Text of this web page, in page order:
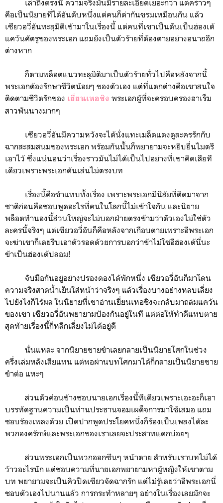
เล่าถึงตรงนี้ ความจริงมันมีรายละเอียดเยอะกว่า แต่คร่าวๆ
คือเป็นนิยายที่ได้อันดับหนึ่งแต่คนก็ด่ากันขรมเหมือนกัน แล้ว
เซียวอวี่อันทะลุมิติเข้ามาในเรื่องนี้ แต่คนที่เขาเป็นดันเป็นฮ่องเต้
แคว้นศัตรูของพระเอก แถมยังเป็นตัวร้ายที่ต้องตายอย่างอนาถอีก
ต่างหาก
ก็ตามพล็อตแนวทะลุมิติมาเป็นตัวร้ายทั่วไปคือหลังจากนี้
พระเอกต้องรักษาชีวิตน้อยๆ ของตัวเอง แต่ที่แตกต่างคือเขาสนใจ
ติดตามชีวิตรักของ เยี่ยนเหอชิง พระเอกผู้ที่จะครอบครองฮาเร็ม
สาวพันนางมากๆ
เซียวอวี่อันมีความหวังจะได้นั่งแทะเมล็ดแตงดูละครรักกับ
ฉากสะสมสนมของพระเอก พร้อมกันนั้นก็พยายามจะหยิบยื่นไมตรี
เอาไว้ ซึ่งแน่นอนว่าเรื่องราวมันไม่ได้เป็นไปอย่างที่เขาคิดเสียที
เดียวเพราะพระเอกดันเล่นไม่ตรงบท
เรื่องนี้คือขำแทบทั้งเรื่อง เพราะพระเอกมีนิสัยที่ติดมาจาก
ชาติก่อนคือชอบพูดอะไรที่คนในโลกนี้ไม่เข้าใจกัน และนิยาย
พล็อตทำนองนี้ส่วนใหญ่จะไม่บอกฝ่ายตรงข้ามว่าตัวเองไม่ใช่ตัว
ละครนี้จริงๆ แต่เซียวอวี่อันก็คือหลังจากเกือบตายเพราะอีพระเอก
จะฆ่าเขาก็เลยรีบเอาตัวรอดด้วยการบอกว่าข้าไม่ใช่อีฮ่องเต้นี่นะ
ข้าเป็นฮ่องเต้ปลอม!
จับมือกันอยู่อย่างปรองดองได้พักหนึ่ง เซียวอวี่อันก็มาโดน
ความจริงสาดน้ำเย็นใส่หน้าว่าจริงๆ แล้วเรื่องบางอย่างหลบเลี่ยง
ไปยังไงก็ไร้ผล ในนิยายที่เขาอ่านเยี่ยนเหอชิงจะกลับมาถล่มแคว้น
ของเขา เซียวอวี่อันพยายามป้องกันอยู่ในที แต่ต่อให้ทำดีแทบตาย
สุดท้ายเรื่องนี้ก็หลีกเลี่ยงไม่ได้อยู่ดี
นั่นแหละ จากนิยายขายขำเลยกลายเป็นนิยายโศกในช่วง
ครึ่งเล่มหลังเสียแทน แต่พอผ่านบทโศกมาได้ก็กลายเป็นนิยายขาย
ขำต่อ แหะๆ
ส่วนตัวค่อนข้างชอบนายเอกเรื่องนี้ทีเดียวเพราะเอะอะก็เอา
บรรทัดฐานความเป็นท่านประธานจอมเผด็จการมาใช้เสมอ แถม
ชอบร้องเพลงด้วย เปิดปากพูดประโยคหนึ่งก็ร้องเป็นเพลงได้ละ
พวกองครักษ์และพระเอกของเราเลยจะประสาทแดกบ่อยๆ
ส่วนพระเอกเป็นพวกออกซึนๆ หน้าตาย สำหรับเราบทไม่ได้
ว้าวอะไรนัก แต่ชอบความที่นายเอกพยายามหาผู้หญิงให้เขาตาม
บท พยายามจะเป็นคิวปิดเซียวจัดฉากรัก แต่ไม่รู้เลยว่าอีพระเอกนี่
ชอบตัวเองไปนานแล้ว การกระทำหลายๆ อย่างในเรื่องเลยมักจะ